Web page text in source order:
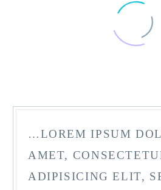
…LOREM IPSUM
AMET,
ADIPISICING ELIT,